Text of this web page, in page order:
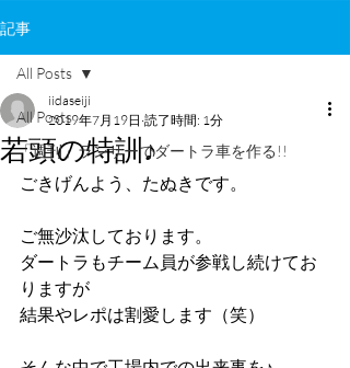
記事
All Posts
「週刊」ランサーでダートラ車を作る!!
All Posts
若頭の特訓♪
iidaseiji
2019年7月19日 読了時間: 1分
ごきげんよう、たぬきです。
ご無沙汰しております。
ダートラもチーム員が参戦し続けてお
りますが
結果やレポは割愛します（笑）